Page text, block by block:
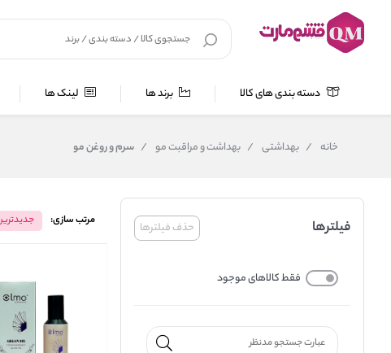
دسته بندی های کالا برند ها لینک ها
خانه / بهداشتی / بهداشت و مراقبت مو / سرم و روغن مو
حذف فیلترها فیلترها
فقط کالاهای موجود
مرتب سازی: